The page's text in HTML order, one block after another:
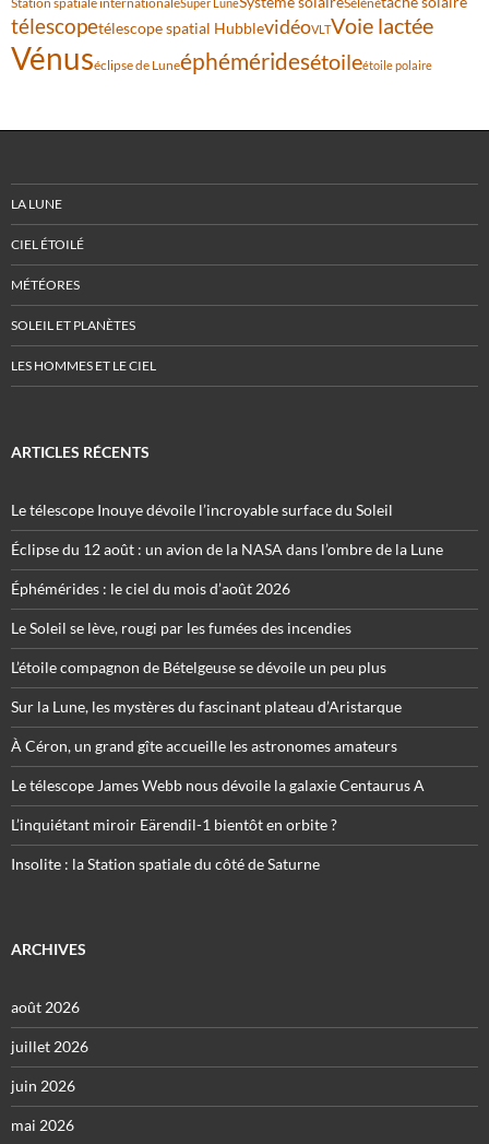
télescopetélescope spatial HubblevidéoVLTVoie lactée
Vénuséclipse de Luneéphéméridesétoileétoile polaire
LA LUNE
CIEL ÉTOILÉ
MÉTÉORES
SOLEIL ET PLANÈTES
LES HOMMES ET LE CIEL
ARTICLES RÉCENTS
Le télescope Inouye dévoile l’incroyable surface du Soleil
Éclipse du 12 août : un avion de la NASA dans l’ombre de la Lune
Éphémérides : le ciel du mois d’août 2026
Le Soleil se lève, rougi par les fumées des incendies
L’étoile compagnon de Bételgeuse se dévoile un peu plus
Sur la Lune, les mystères du fascinant plateau d’Aristarque
À Céron, un grand gîte accueille les astronomes amateurs
Le télescope James Webb nous dévoile la galaxie Centaurus A
L’inquiétant miroir Eärendil-1 bientôt en orbite ?
Insolite : la Station spatiale du côté de Saturne
ARCHIVES
août 2026
juillet 2026
juin 2026
mai 2026